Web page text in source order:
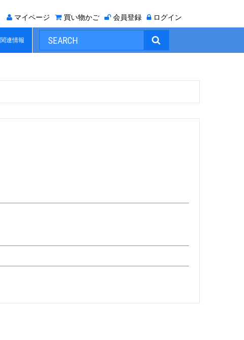
マイページ 買い物かご 会員登録 ログイン
関連情報 